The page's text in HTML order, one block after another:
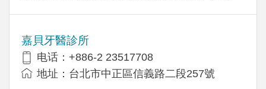
嘉貝牙醫診所
电话：+886-2 23517708
地址：台北市中正區信義路二段257號